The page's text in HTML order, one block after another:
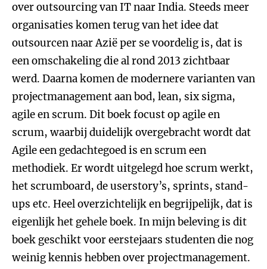
over outsourcing van IT naar India. Steeds meer
organisaties komen terug van het idee dat
outsourcen naar Azië per se voordelig is, dat is
een omschakeling die al rond 2013 zichtbaar
werd. Daarna komen de modernere varianten van
projectmanagement aan bod, lean, six sigma,
agile en scrum. Dit boek focust op agile en
scrum, waarbij duidelijk overgebracht wordt dat
Agile een gedachtegoed is en scrum een
methodiek. Er wordt uitgelegd hoe scrum werkt,
het scrumboard, de userstory’s, sprints, stand-
ups etc. Heel overzichtelijk en begrijpelijk, dat is
eigenlijk het gehele boek. In mijn beleving is dit
boek geschikt voor eerstejaars studenten die nog
weinig kennis hebben over projectmanagement.